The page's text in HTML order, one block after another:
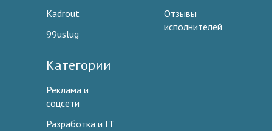
Kadrout
99uslug
Отзывы
исполнителей
Категории
Реклама и
соцсети
Разработка и IT